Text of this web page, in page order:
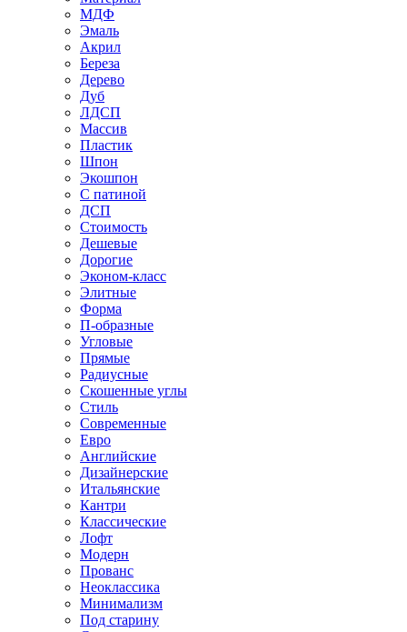
МДФ
Эмаль
Акрил
Береза
Дерево
Дуб
ЛДСП
Массив
Пластик
Шпон
Экошпон
С патиной
ДСП
Стоимость
Дешевые
Дорогие
Эконом-класс
Элитные
Форма
П-образные
Угловые
Прямые
Радиусные
Скошенные углы
Стиль
Современные
Евро
Английские
Дизайнерские
Итальянские
Кантри
Классические
Лофт
Модерн
Прованс
Неоклассика
Минимализм
Под старину